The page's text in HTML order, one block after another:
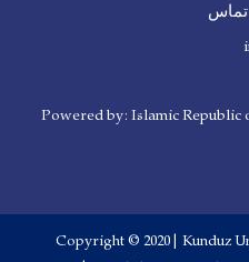
i
Powered by: Islamic
Copyright © 2020 | Kunduz